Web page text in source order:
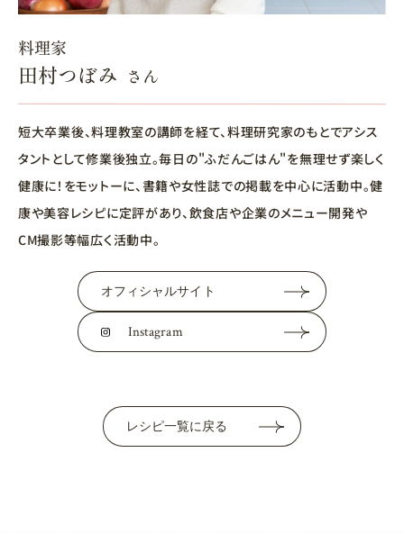
料理家
田村つぼみ さん
短大卒業後、料理教室の講師を経て、料理研究家のもとでアシス
タントとして修業後独立。毎日の"ふだんごはん"を無理せず楽しく
健康に！をモットーに、書籍や女性誌での掲載を中心に活動中。健
康や美容レシピに定評があり、飲食店や企業のメニュー開発や
CM撮影等幅広く活動中。
オフィシャルサイト
Instagram
レシピ一覧に戻る